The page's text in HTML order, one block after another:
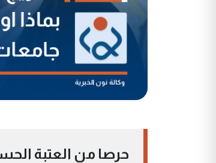
حرصا من العتبة